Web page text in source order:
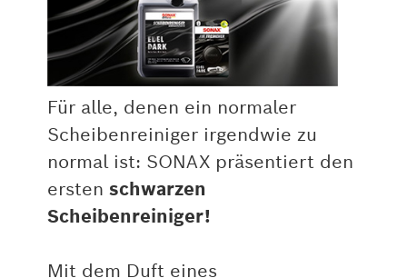
Für alle, denen ein normaler
Scheibenreiniger irgendwie zu
normal ist: SONAX präsentiert den
ersten schwarzen
Scheibenreiniger!
Mit dem Duft eines